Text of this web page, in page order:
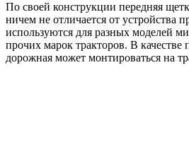
По своей конструкции передняя
ничем не отличается от устройства
используются для разных моделей
прочих марок тракторов. В качестве
дорожная может монтироваться на